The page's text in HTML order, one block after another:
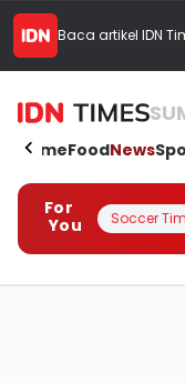
Baca artikel IDN
HomeFoodNews
For
You
Soccer